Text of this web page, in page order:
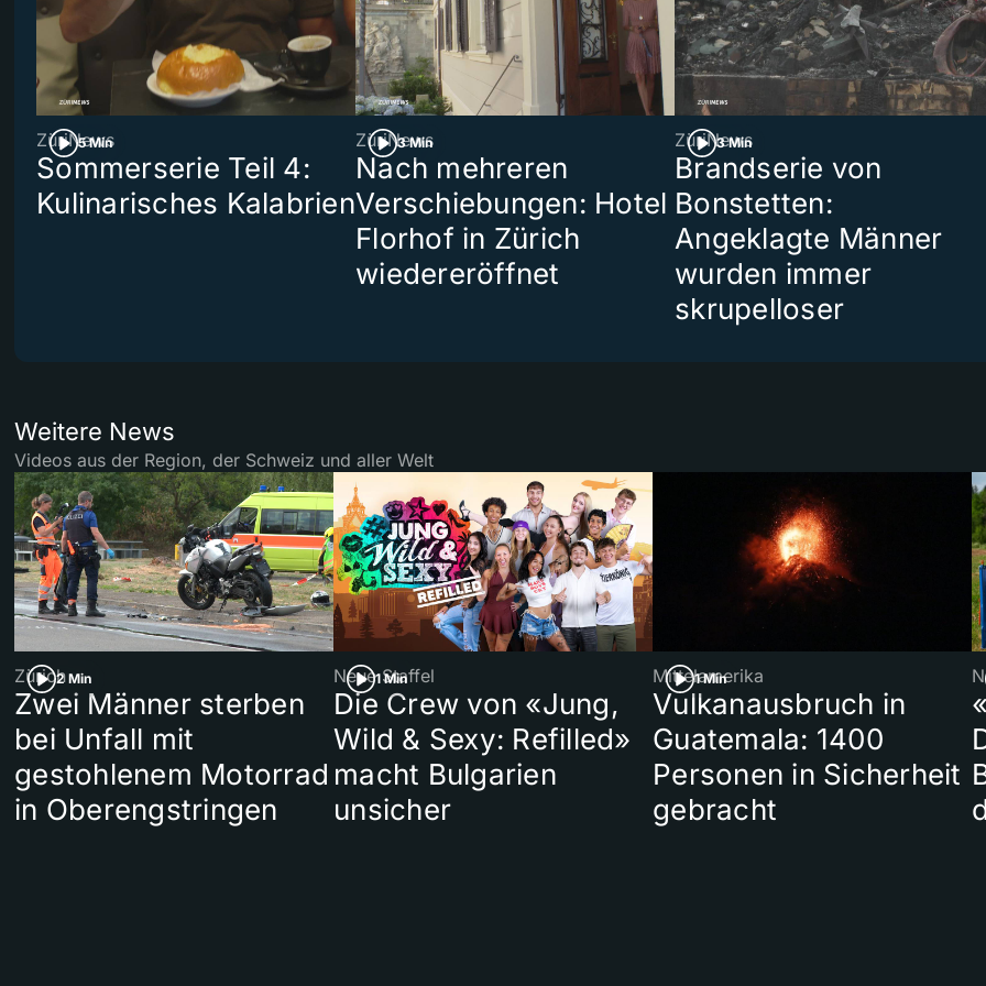
5 Min
ZüriNews
Sommerserie Teil 4:
Kulinarisches Kalabrien
3 Min
ZüriNews
Nach mehreren
Verschiebungen: Hotel
Florhof in Zürich
wiedereröffnet
3 Min
ZüriNews
Brandserie von
Bonstetten:
Angeklagte Männer
wurden immer
skrupelloser
Weitere News
Videos aus der Region, der Schweiz und aller Welt
2 Min
Zürich
Zwei Männer sterben
bei Unfall mit
gestohlenem Motorrad
in Oberengstringen
1 Min
Neue Staffel
Die Crew von «Jung,
Wild & Sexy: Refilled»
macht Bulgarien
unsicher
1 Min
Mittelamerika
Vulkanausbruch in
Guatemala: 1400
Personen in Sicherheit
gebracht